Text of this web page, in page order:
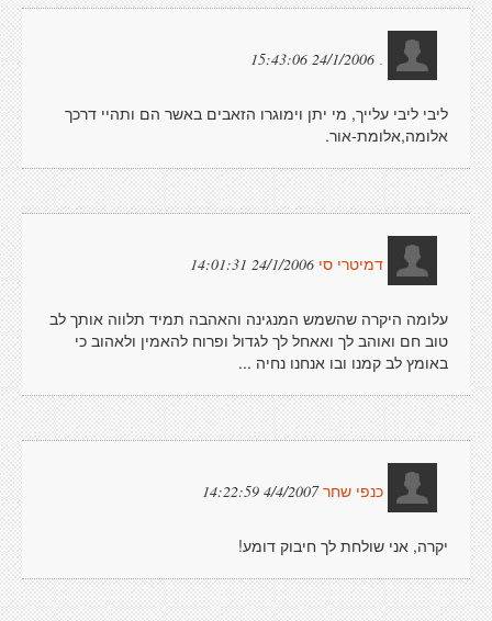
24/1/2006 15:43:06
ליבי ליבי עלייך, מי יתן וימוגרו הזאבים באשר הם ותהיי דרכך
אלומה,אלומת-אור.
דמיטרי סי 24/1/2006 14:01:31
עלומה היקרה שהשמש המנגינה והאהבה תמיד תלווה אותך לב
טוב חם ואוהב לך ואאחל לך לגדול ופרוח להאמין ולאהוב כי
באומץ לב קמנו ובו אנחנו נחיה ...
כנפי שחר 4/4/2007 14:22:59
יקרה, אני שולחת לך חיבוק דומע!